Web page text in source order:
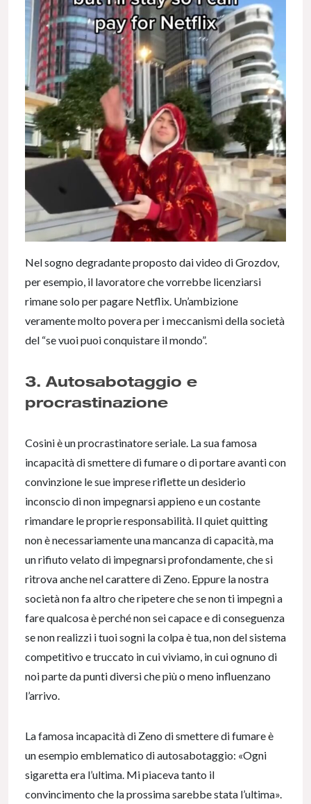
Nel sogno degradante proposto dai video di Grozdov,
per esempio, il lavoratore che vorrebbe licenziarsi
rimane solo per pagare Netflix. Un’ambizione
veramente molto povera per i meccanismi della società
del “se vuoi puoi conquistare il mondo”.
3. Autosabotaggio e
procrastinazione
Cosini è un procrastinatore seriale. La sua famosa
incapacità di smettere di fumare o di portare avanti con
convinzione le sue imprese riflette un desiderio
inconscio di non impegnarsi appieno e un costante
rimandare le proprie responsabilità. Il quiet quitting
non è necessariamente una mancanza di capacità, ma
un rifiuto velato di impegnarsi profondamente, che si
ritrova anche nel carattere di Zeno. Eppure la nostra
società non fa altro che ripetere che se non ti impegni a
fare qualcosa è perché non sei capace e di conseguenza
se non realizzi i tuoi sogni la colpa è tua, non del sistema
competitivo e truccato in cui viviamo, in cui ognuno di
noi parte da punti diversi che più o meno influenzano
l’arrivo.
La famosa incapacità di Zeno di smettere di fumare è
un esempio emblematico di autosabotaggio: «Ogni
sigaretta era l’ultima. Mi piaceva tanto il
convincimento che la prossima sarebbe stata l’ultima».